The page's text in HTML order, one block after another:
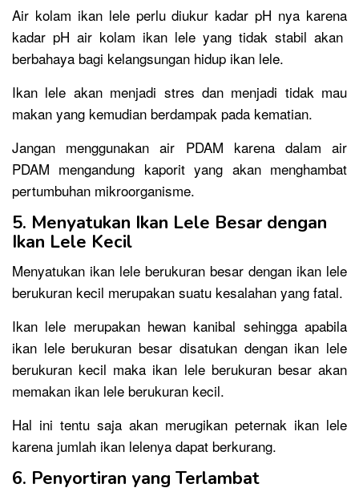
Air kolam ikan lele perlu diukur kadar pH nya karena
kadar pH air kolam ikan lele yang tidak stabil akan
berbahaya bagi kelangsungan hidup ikan lele.
Ikan lele akan menjadi stres dan menjadi tidak mau
makan yang kemudian berdampak pada kematian.
Jangan menggunakan air PDAM karena dalam air
PDAM mengandung kaporit yang akan menghambat
pertumbuhan mikroorganisme.
5. Menyatukan Ikan Lele Besar dengan
Ikan Lele Kecil
Menyatukan ikan lele berukuran besar dengan ikan lele
berukuran kecil merupakan suatu kesalahan yang fatal.
Ikan lele merupakan hewan kanibal sehingga apabila
ikan lele berukuran besar disatukan dengan ikan lele
berukuran kecil maka ikan lele berukuran besar akan
memakan ikan lele berukuran kecil.
Hal ini tentu saja akan merugikan peternak ikan lele
karena jumlah ikan lelenya dapat berkurang.
6. Penyortiran yang Terlambat